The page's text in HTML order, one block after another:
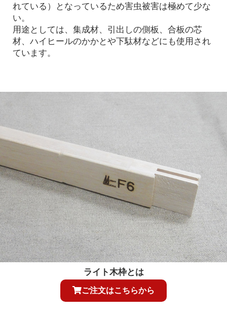
れている）となっているため害虫被害は極めて少な
い。
用途としては、集成材、引出しの側板、合板の芯
材、ハイヒールのかかとや下駄材などにも使用され
ています。
ライト木枠とは
ご注文はこちらから